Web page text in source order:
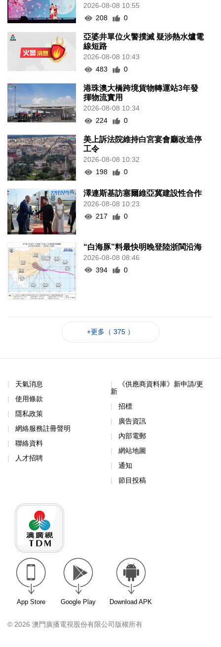
2026-08-08 10:55
208
0
亞婆井單位火警撲滅 疑涉熱水爐電
線短路
2026-08-08 10:43
483
0
港珠澳大橋跨境貨物轉運站3年發
揮物流實用
2026-08-08 10:34
224
0
美上訴法院維持白宮宴會廳改造停
工令
2026-08-08 10:32
198
0
澤連斯基訪塞爾維亞冀建設性合作
2026-08-08 10:23
217
0
“白海豚”料最快明晚登陸浙閩沿海
2026-08-08 08:46
394
0
+更多（ 375 ）
天氣消息
使用條款
隱私政策
網絡服務註冊聲明
聯絡資料
人才招聘
《供應商資料庫》新申請/更
新
招標
廣告資訊
內部電郵
網站地圖
通知
節目投稿
App Store Google Play Download APK
© 2026 澳門廣播電視股份有限公司版權所有